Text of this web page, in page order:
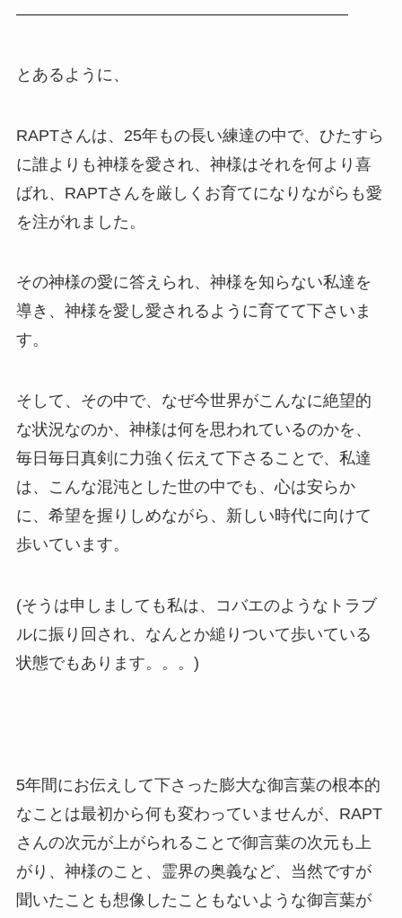
————————————————————–
とあるように、
RAPTさんは、25年もの長い練達の中で、ひたすら
に誰よりも神様を愛され、神様はそれを何より喜
ばれ、RAPTさんを厳しくお育てになりながらも愛
を注がれました。
その神様の愛に答えられ、神様を知らない私達を
導き、神様を愛し愛されるように育てて下さいま
す。
そして、その中で、なぜ今世界がこんなに絶望的
な状況なのか、神様は何を思われているのかを、
毎日毎日真剣に力強く伝えて下さることで、私達
は、こんな混沌とした世の中でも、心は安らか
に、希望を握りしめながら、新しい時代に向けて
歩いています。
(そうは申しましても私は、コバエのようなトラブ
ルに振り回され、なんとか縋りついて歩いている
状態でもあります。。。)
5年間にお伝えして下さった膨大な御言葉の根本的
なことは最初から何も変わっていませんが、RAPT
さんの次元が上がられることで御言葉の次元も上
がり、神様のこと、霊界の奥義など、当然ですが
聞いたことも想像したこともないような御言葉が